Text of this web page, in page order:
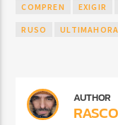
COMPREN EXIGIR
RUSO ULTIMAHORA
AUTHOR
RASCO